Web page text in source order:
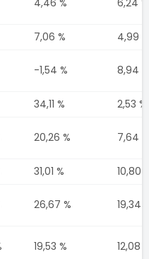
7,06 % 4,99 %
-1,54 % 8,94 %
34,11 % 2,53 %
20,26 % 7,64 %
31,01 % 10,80
26,67 % 19,34
19,53 % 12,08